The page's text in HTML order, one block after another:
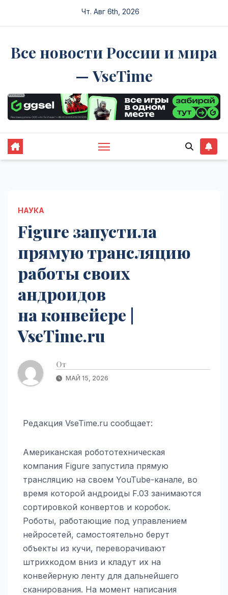
Чт. Авг 6th, 2026
Все новости России и мира
— VseTime
НАУКА
Figure запустила
прямую трансляцию
работы своих
андроидов
на конвейере |
VseTime.ru
От
МАЙ 15, 2026
Редакция VseTime.ru сообщает:
Американская робототехническая
компания Figure запустила прямую
трансляцию на своем YouTube-канале, во
время которой андроиды F.03 занимаются
сортировкой конвертов и коробок.
Роботы, работающие под управлением
нейросетей, самостоятельно берут
объекты из кучи, переворачивают
штрихкодом вниз и кладут их на
конвейерную ленту для дальнейшего
сканирования. На момент написания